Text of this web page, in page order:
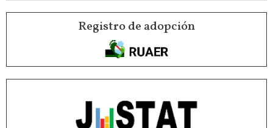
Registro de adopción